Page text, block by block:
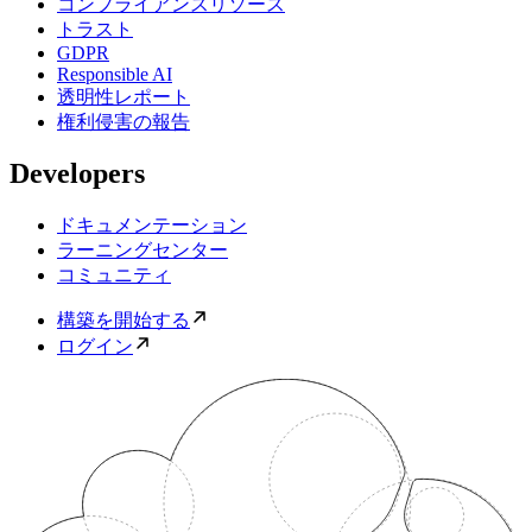
トラスト
GDPR
Responsible AI
透明性レポート
権利侵害の報告
Developers
ドキュメンテーション
ラーニングセンター
コミュニティ
構築を開始する
ログイン